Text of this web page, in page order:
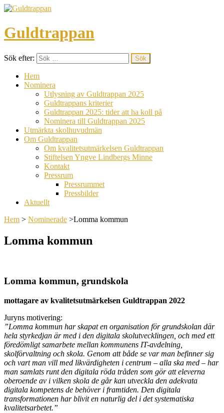
Guldtrappan
Sök efter:
Hem
Nominera
Utlysning av Guldtrappan 2025
Guldtrappans kriterier
Guldtrappan 2025: tider att ha koll på
Nominera till Guldtrappan 2025
Utmärkta skolhuvudmän
Om Guldtrappan
Om kvalitetsutmärkelsen Guldtrappan
Stiftelsen Yngve Lindbergs Minne
Kontakt
Pressrum
Pressrummet
Pressbilder
Aktuellt
Hem > Nominerade >Lomma kommun
Lomma kommun
Lomma kommun, grundskola
mottagare av kvalitetsutmärkelsen Guldtrappan 2022
Juryns motivering:
”Lomma kommun har skapat en organisation för grundskolan där
hela styrkedjan är med i den digitala skolutvecklingen, och med ett
föredömligt samarbete mellan kommunens IT-avdelning,
skolförvaltning och skola. Genom att både se var man befinner sig
och vart man vill med likvärdigheten i centrum – alla ska med – har
man samlats runt den digitala röda tråden som gör att eleverna
oberoende av i vilken skola de går kan utveckla den adekvata
digitala kompetens de behöver i framtiden. Den digitala
transformationen har blivit en naturlig del i det systematiska
kvalitetsarbetet.”